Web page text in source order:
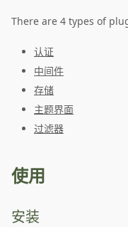
There are 4 types of
认证
中间件
存储
主题界面
过滤器
使用
安装